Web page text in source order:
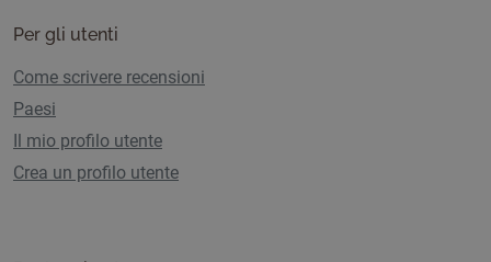
Per gli utenti
Come scrivere recensioni
Paesi
Il mio profilo utente
Crea un profilo utente